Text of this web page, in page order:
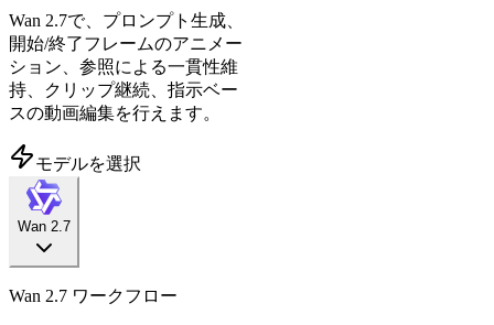
Wan 2.7で、プロンプト生成、
開始/終了フレームのアニメー
ション、参照による一貫性維
持、クリップ継続、指示ベー
スの動画編集を行えます。
モデルを選択
Wan 2.7
Wan 2.7 ワークフロー